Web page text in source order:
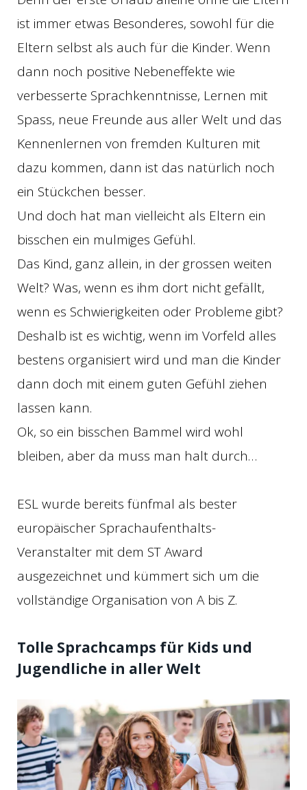
ist immer etwas Besonderes, sowohl für die
Eltern selbst als auch für die Kinder. Wenn
dann noch positive Nebeneffekte wie
verbesserte Sprachkenntnisse, Lernen mit
Spass, neue Freunde aus aller Welt und das
Kennenlernen von fremden Kulturen mit
dazu kommen, dann ist das natürlich noch
ein Stückchen besser.
Und doch hat man vielleicht als Eltern ein
bisschen ein mulmiges Gefühl.
Das Kind, ganz allein, in der grossen weiten
Welt? Was, wenn es ihm dort nicht gefällt,
wenn es Schwierigkeiten oder Probleme gibt?
Deshalb ist es wichtig, wenn im Vorfeld alles
bestens organisiert wird und man die Kinder
dann doch mit einem guten Gefühl ziehen
lassen kann.
Ok, so ein bisschen Bammel wird wohl
bleiben, aber da muss man halt durch…
ESL wurde bereits fünfmal als bester
europäischer Sprachaufenthalts-
Veranstalter mit dem ST Award
ausgezeichnet und kümmert sich um die
vollständige Organisation von A bis Z.
Tolle Sprachcamps für Kids und
Jugendliche in aller Welt